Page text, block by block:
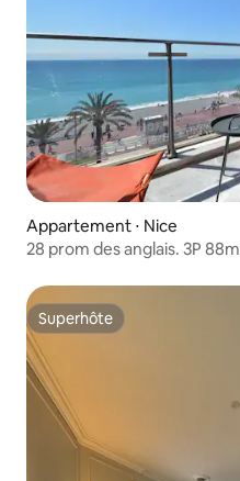
Appartement ⋅ Nice
28 prom des anglais. 3P
Superhôte
Superhôte